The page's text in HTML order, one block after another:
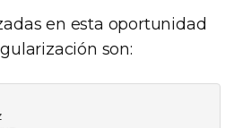
en esta oportunidad
son: